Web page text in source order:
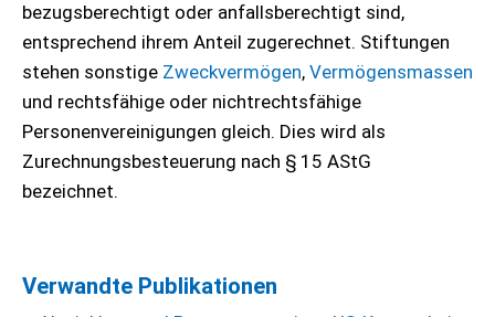
bezugsberechtigt oder anfallsberechtigt sind,
entsprechend ihrem Anteil zugerechnet. Stiftungen
stehen sonstige Zweckvermögen, Vermögensmassen
und rechtsfähige oder nichtrechtsfähige
Personenvereinigungen gleich. Dies wird als
Zurechnungsbesteuerung nach § 15 AStG
bezeichnet.
Verwandte Publikationen